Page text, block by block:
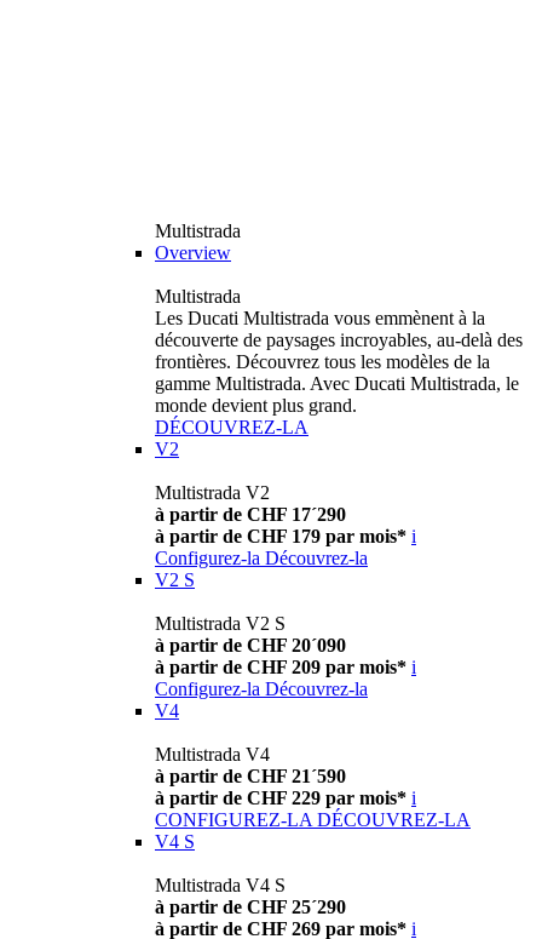
Multistrada
Overview
Multistrada
Les Ducati Multistrada vous emmènent à la
découverte de paysages incroyables, au-delà des
frontières. Découvrez tous les modèles de la
gamme Multistrada. Avec Ducati Multistrada, le
monde devient plus grand.
DÉCOUVREZ-LA
V2
Multistrada V2
à partir de CHF 17´290
à partir de CHF 179 par mois* i
Configurez-la Découvrez-la
V2 S
Multistrada V2 S
à partir de CHF 20´090
à partir de CHF 209 par mois* i
Configurez-la Découvrez-la
V4
Multistrada V4
à partir de CHF 21´590
à partir de CHF 229 par mois* i
CONFIGUREZ-LA DÉCOUVREZ-LA
V4 S
Multistrada V4 S
à partir de CHF 25´290
à partir de CHF 269 par mois* i